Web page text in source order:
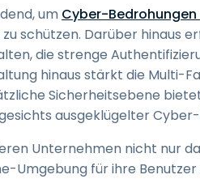
um Cyber-Bedrohungen
schützen. Darüber hinaus
die strenge
hinaus stärkt die Multi-
Sicherheitsebene
ausgeklügelter
Unternehmen nicht nur
Umgebung für ihre